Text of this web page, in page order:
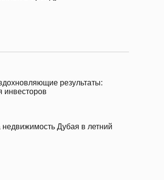
результаты:
инвесторов
Дубая в летний